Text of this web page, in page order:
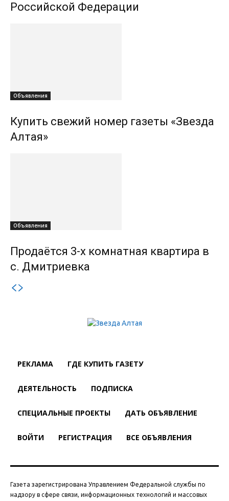
Российской Федерации
Объявления
Купить свежий номер газеты «Звезда
Алтая»
Объявления
Продаётся 3-х комнатная квартира в
с. Дмитриевка
РЕКЛАМА ГДЕ КУПИТЬ ГАЗЕТУ
ДЕЯТЕЛЬНОСТЬ ПОДПИСКА
СПЕЦИАЛЬНЫЕ ПРОЕКТЫ ДАТЬ ОБЪЯВЛЕНИЕ
ВОЙТИ РЕГИСТРАЦИЯ ВСЕ ОБЪЯВЛЕНИЯ
Газета зарегистрирована Управлением Федеральной службы по
надзору в сфере связи, информационных технологий и массовых